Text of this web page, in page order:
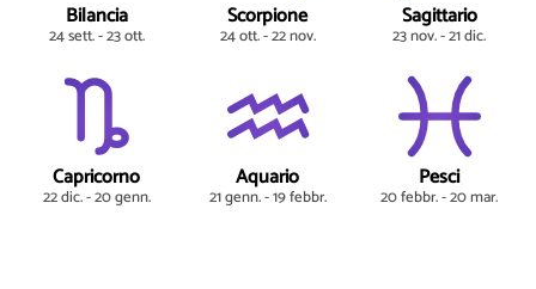
Bilancia
24 sett. - 23 ott.
Scorpione
24 ott. - 22 nov.
Sagittario
23 nov. - 21 dic.
Capricorno
22 dic. - 20 genn.
Aquario
21 genn. - 19 febbr.
Pesci
20 febbr. - 20 mar.